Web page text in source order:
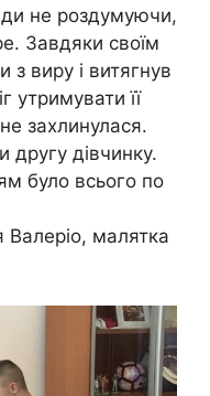
не роздумуючи,
Завдяки своїм
з виру і витягнув
утримувати її
захлинулася.
другу дівчинку.
було всього по
Валеріо, малятка